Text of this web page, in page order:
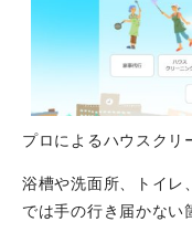
プロによるハウスクリ
浴槽や洗面所、トイレ
では手の行き届かない